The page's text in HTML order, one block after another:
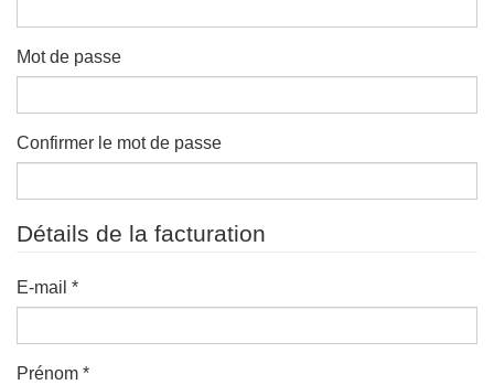
Mot de passe
Confirmer le mot de passe
Détails de la facturation
E-mail *
Prénom *